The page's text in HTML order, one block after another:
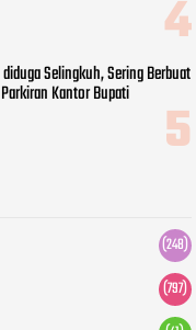
Selingkuh, Sering Berbuat
Kantor Bupati
(248)
(797)